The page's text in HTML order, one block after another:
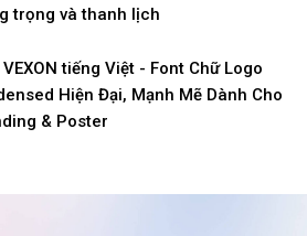
trọng và thanh lịch
VEXON tiếng Việt - Font Chữ Logo
Hiện Đại, Mạnh Mẽ Dành Cho
& Poster